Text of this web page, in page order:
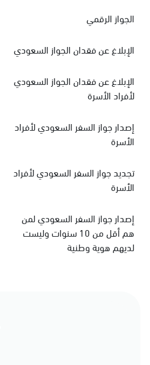
الجواز الرقمي
الإبلاغ عن فقدان الجواز السعودي
الإبلاغ عن فقدان الجواز السعودي
لأفراد الأسرة
‏إصدار جواز السفر السعودي‏‏ لأفراد
الأسرة
‏تجديد جواز السفر السعودي‏ لأفراد
الأسرة
إصدار جواز السفر السعودي لمن
هم أقل من 10 سنوات وليست
لديهم هوية وطنية